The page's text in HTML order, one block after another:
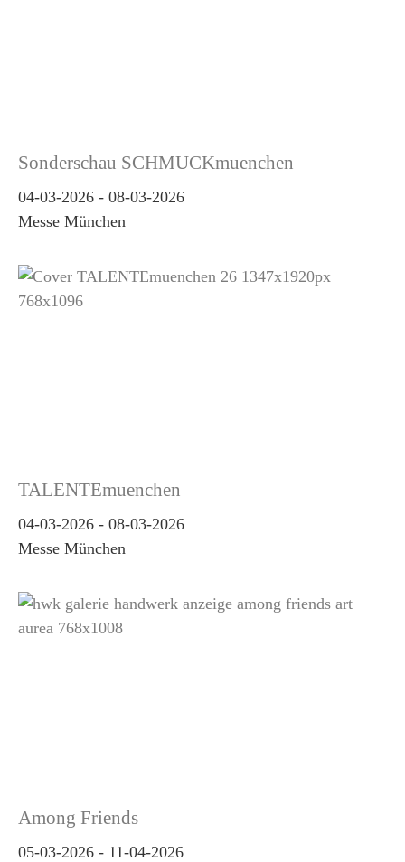
Sonderschau SCHMUCKmuenchen
04-03-2026- 08-03-2026
Messe München
TALENTEmuenchen
04-03-2026- 08-03-2026
Messe München
Among Friends
05-03-2026- 11-04-2026